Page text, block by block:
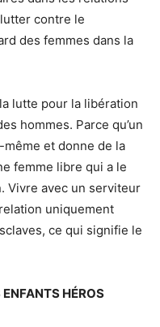
contre le
des femmes dans la
lutte pour la libération
hommes. Parce qu’un
et donne de la
femme libre qui a le
Vivre avec un serviteur
uniquement
ce qui signifie le
ENFANTS HÉROS